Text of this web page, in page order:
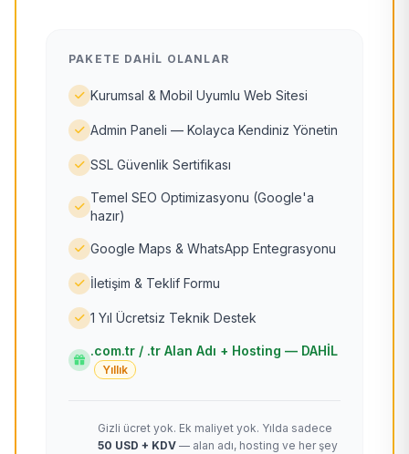
PAKETE DAHIL OLANLAR
Kurumsal & Mobil Uyumlu Web Sitesi
Admin Paneli — Kolayca Kendiniz Yönetin
SSL Güvenlik Sertifikası
Temel SEO Optimizasyonu (Google'a
hazır)
Google Maps & WhatsApp Entegrasyonu
İletişim & Teklif Formu
1 Yıl Ücretsiz Teknik Destek
.com.tr / .tr Alan Adı + Hosting — DAHİL
Yıllık
Gizli ücret yok. Ek maliyet yok. Yılda sadece
50 USD + KDV — alan adı, hosting ve her şey